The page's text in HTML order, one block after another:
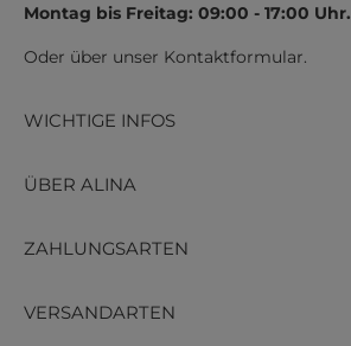
Montag bis Freitag: 09:00 - 17:00 Uhr.
Oder über unser Kontaktformular.
WICHTIGE INFOS
ÜBER ALINA
ZAHLUNGSARTEN
VERSANDARTEN